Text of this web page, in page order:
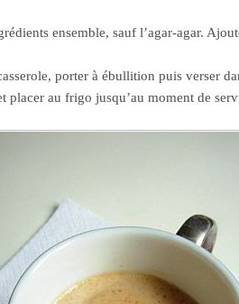
ensemble, sauf l’agar-agar.
porter à ébullition puis verser
placer au frigo jusqu’au moment de